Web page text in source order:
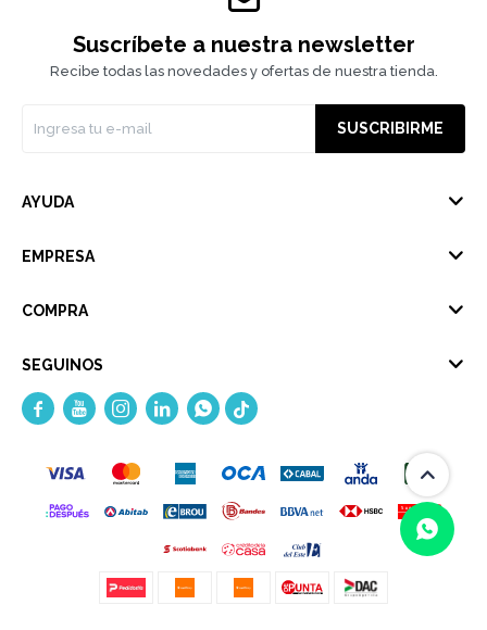
Suscríbete a nuestra newsletter
Recibe todas las novedades y ofertas de nuestra tienda.
SUSCRIBIRME
AYUDA
EMPRESA
COMPRA
SEGUINOS
    